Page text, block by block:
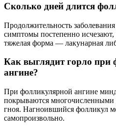
Сколько дней длится
Продолжительность
симптомы постепенно исчезают,
тяжелая форма — лакунарная
Как выглядит горло при
ангине?
При фолликулярной ангине
покрываются
гноя. Нагноившийся фолликул
самопроизвольно.